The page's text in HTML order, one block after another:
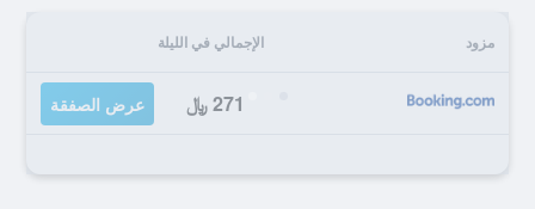
مزود الإجمالي في الليلة
271 ﷼ عرض الصفقة